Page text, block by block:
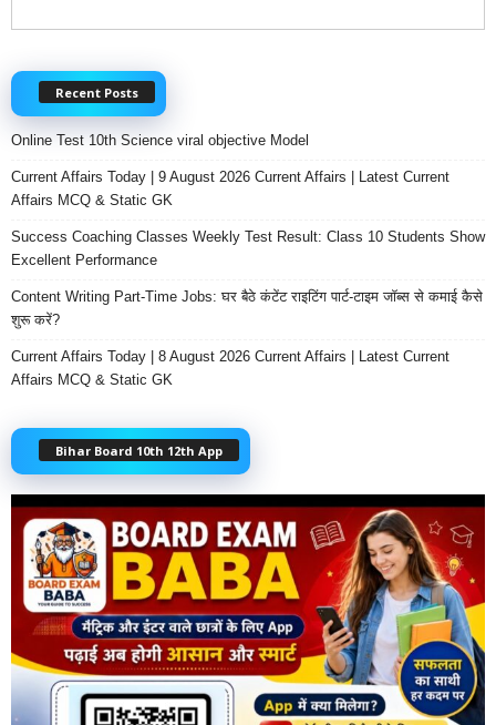
Recent Posts
Online Test 10th Science viral objective Model
Current Affairs Today | 9 August 2026 Current Affairs | Latest Current
Affairs MCQ & Static GK
Success Coaching Classes Weekly Test Result: Class 10 Students Show
Excellent Performance
Content Writing Part-Time Jobs: घर बैठे कंटेंट राइटिंग पार्ट-टाइम जॉब्स से कमाई कैसे
शुरू करें?
Current Affairs Today | 8 August 2026 Current Affairs | Latest Current
Affairs MCQ & Static GK
Bihar Board 10th 12th App